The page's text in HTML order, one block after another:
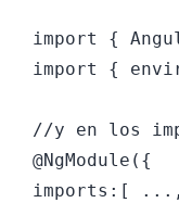
import {
import {
//y en los
@NgModule({
imports:[ ...,